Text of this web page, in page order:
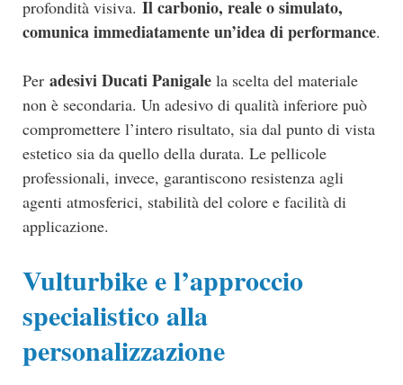
profondità visiva. Il carbonio, reale o simulato,
comunica immediatamente un’idea di performance.
Per adesivi Ducati Panigale la scelta del materiale
non è secondaria. Un adesivo di qualità inferiore può
compromettere l’intero risultato, sia dal punto di vista
estetico sia da quello della durata. Le pellicole
professionali, invece, garantiscono resistenza agli
agenti atmosferici, stabilità del colore e facilità di
applicazione.
Vulturbike e l’approccio
specialistico alla
personalizzazione